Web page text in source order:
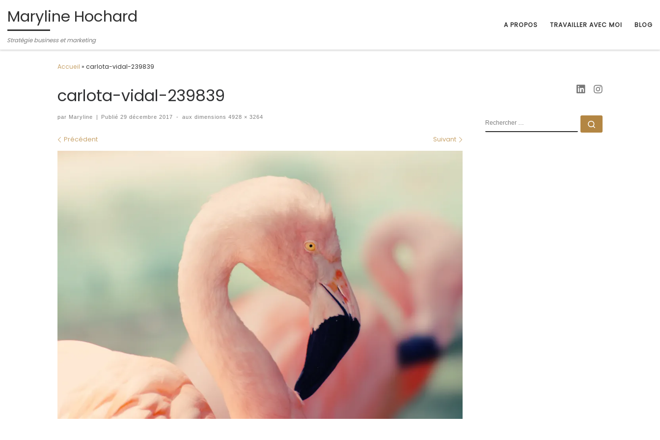
Passer au contenu
Maryline Hochard
Stratégie business et marketing
A PROPOS TRAVAILLER AVEC MOI BLOG
Accueil » carlota-vidal-239839
carlota-vidal-239839
par Maryline Publié29 décembre 2017 - aux dimensions 4928 × 3264
Navigation des images
Précédent Suivant